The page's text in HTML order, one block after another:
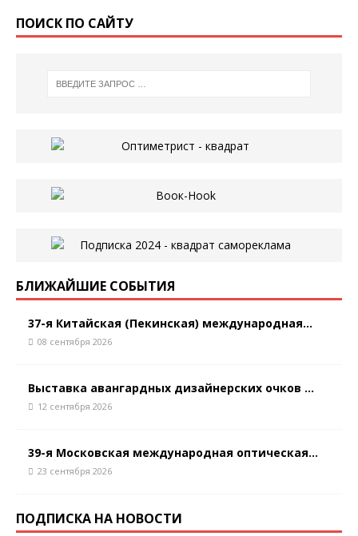
ПОИСК ПО САЙТУ
БЛИЖАЙШИЕ СОБЫТИЯ
37-я Китайская (Пекинская) международная...
08 сентября 2026
Выставка авангардных дизайнерских очков ...
12 сентября 2026
39-я Московская международная оптическая...
23 сентября 2026
ПОДПИСКА НА НОВОСТИ